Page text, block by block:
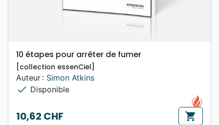
10 étapes pour arrêter de fumer
[collection essenCiel]
Auteur : Simon Atkins
check Disponible
Prix
10,62 CHF shopping_cart